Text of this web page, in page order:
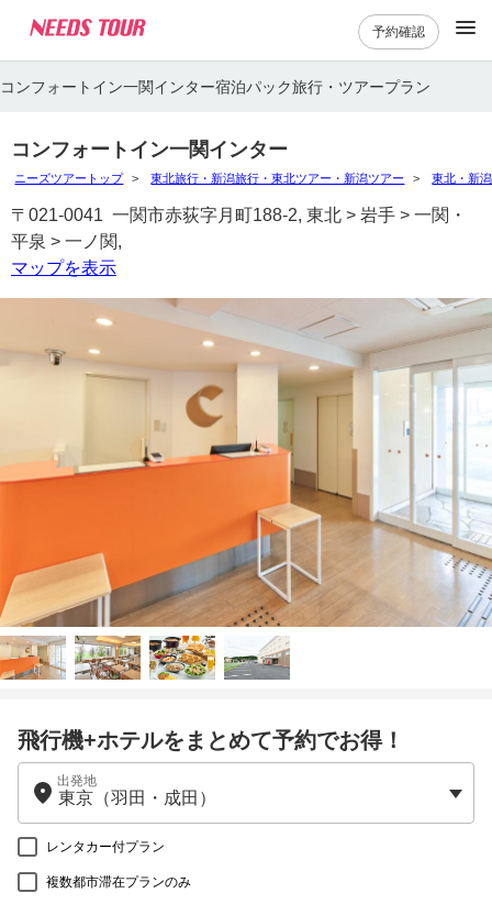
予約確認
コンフォートイン一関インター宿泊パック旅行・ツアープラン
コンフォートイン一関インター
ニーズツアートップ 東北旅行・新潟旅行・東北ツアー・新潟ツアー 東北・新
〒021-0041 一関市赤荻字月町188-2, 東北 > 岩手 > 一関・
平泉 > 一ノ関,
マップを表示
飛行機+ホテルをまとめて予約でお得！
出発地
レンタカー付プラン
複数都市滞在プランのみ